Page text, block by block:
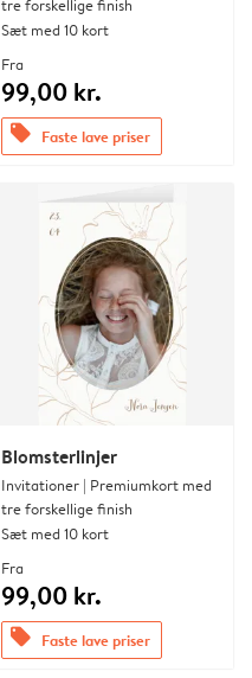
tre forskellige finish
Sæt med 10 kort
Fra
99,00 kr.
offers Faste lave priser
Blomsterlinjer
Invitationer | Premiumkort med
tre forskellige finish
Sæt med 10 kort
Fra
99,00 kr.
offers Faste lave priser